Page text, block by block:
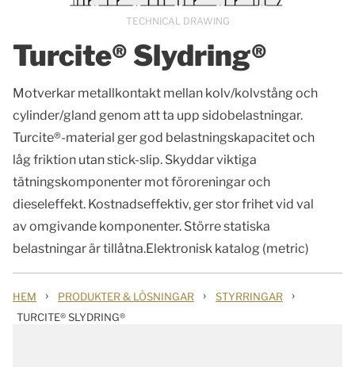
Turcite® Slydring®
Motverkar metallkontakt mellan kolv/kolvstång och
cylinder/gland genom att ta upp sidobelastningar.
Turcite®-material ger god belastningskapacitet och
låg friktion utan stick-slip. Skyddar viktiga
tätningskomponenter mot föroreningar och
dieseleffekt. Kostnadseffektiv, ger stor frihet vid val
av omgivande komponenter. Större statiska
belastningar är tillåtna.Elektronisk katalog (metric)
TECHNICAL DRAWING
HEM › PRODUKTER & LÖSNINGAR › STYRRINGAR ›
TURCITE® SLYDRING®